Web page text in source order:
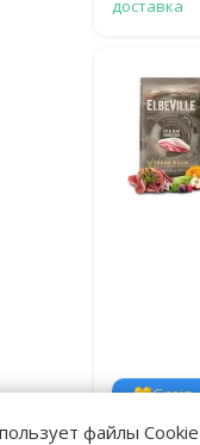
файлы Cookie
доставка
💛Grain-